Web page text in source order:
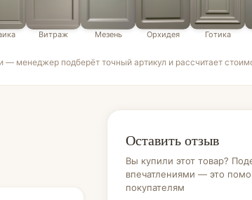
Витраж Мезень Орхидея Готика
менеджер подберёт точный артикул и рассчитает
Оставить отзыв
Вы купили этот товар?
впечатлениями — это
покупателям